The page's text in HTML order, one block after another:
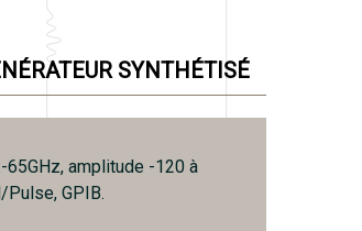
SYNTHÉTISÉ
amplitude -120 à
GPIB.